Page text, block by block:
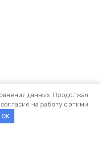
данных. Продолжая
на работу с этими
OK